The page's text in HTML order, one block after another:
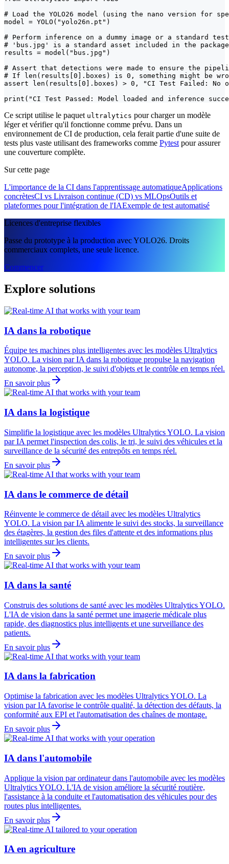
# Load the YOLO26 model (using the nano version for
model = YOLO("yolo26n.pt")
# Perform inference on a dummy image or a standard
# 'bus.jpg' is a standard asset included in the package
results = model("bus.jpg")
# Assert that detections were made to ensure the
# If len(results[0].boxes) is 0, something might be
assert len(results[0].boxes) > 0, "CI Test Failed: No
print("CI Test Passed: Model loaded and inference
Ce script utilise le paquet ultralytics pour charger un modèle
léger et vérifier qu'il fonctionne comme prévu. Dans un
environnement de CI de production, cela ferait partie d'une suite de
tests plus vaste utilisant des frameworks comme Pytest pour assurer
une couverture complète.
Sur cette page
L'importance de la CI dans l'apprentissage automatiqueApplications
concrètesCI vs Livraison continue (CD) vs MLOpsOutils et
plateformes pour l'intégration de l'IAExemple de test automatisé
Licences d'entreprise flexibles
Passe du prototype à la production avec YOLO26. Droits
commerciaux complets, une seule licence.
Commencer
Explore solutions
IA dans la robotique
Équipe tes machines plus intelligentes avec les modèles Ultralytics
YOLO. La vision par IA dans la robotique propulse la navigation
autonome, la perception, le suivi d'objets et le contrôle en temps réel.
En savoir plus
IA dans la logistique
Simplifie la logistique avec les modèles Ultralytics YOLO. La vision
par IA permet l'inspection des colis, le tri, le suivi des véhicules et la
surveillance de la sécurité des entrepôts en temps réel.
En savoir plus
IA dans le commerce de détail
Réinvente le commerce de détail avec les modèles Ultralytics
YOLO. La vision par IA alimente le suivi des stocks, la surveillance
des étagères, la gestion des files d'attente et des informations plus
intelligentes sur les clients.
En savoir plus
IA dans la santé
Construis des solutions de santé avec les modèles Ultralytics YOLO.
L'IA de vision dans la santé permet une imagerie médicale plus
rapide, des diagnostics plus intelligents et une surveillance des
patients.
En savoir plus
IA dans la fabrication
Optimise la fabrication avec les modèles Ultralytics YOLO. La
vision par IA favorise le contrôle qualité, la détection des défauts, la
conformité aux EPI et l'automatisation des chaînes de montage.
En savoir plus
IA dans l'automobile
Applique la vision par ordinateur dans l'automobile avec les modèles
Ultralytics YOLO. L'IA de vision améliore la sécurité routière,
l'assistance à la conduite et l'automatisation des véhicules pour des
routes plus intelligentes.
En savoir plus
IA en agriculture